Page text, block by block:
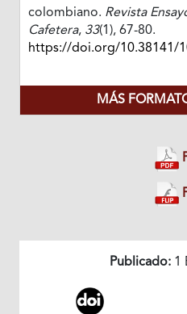
colombiano. Revista
Cafetera, 33(1), 67-80.
https://doi.org/10.38141/
MÁS
Publicado: 1